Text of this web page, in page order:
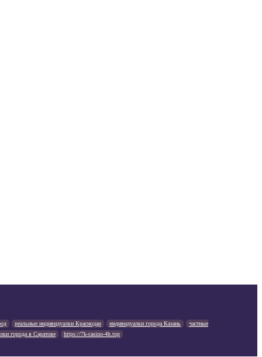
реальные индивидуалки Краснодар индивидуалки города Казань
частные
города в Саратове https://7k-casino-4h.top